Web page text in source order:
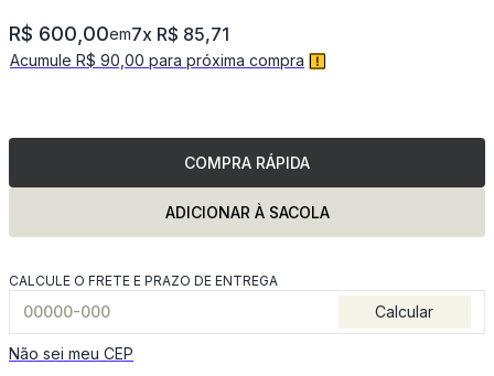
R$ 600,00em7x R$ 85,71
Acumule R$ 90,00 para próxima compra
COMPRA RÁPIDA
ADICIONAR À SACOLA
CALCULE O FRETE E PRAZO DE ENTREGA
Calcular
Não sei meu CEP